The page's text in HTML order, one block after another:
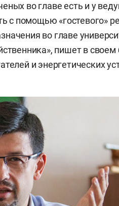
во главе есть и у
с помощью «гостевого»
во главе
пишет в
и энергетических